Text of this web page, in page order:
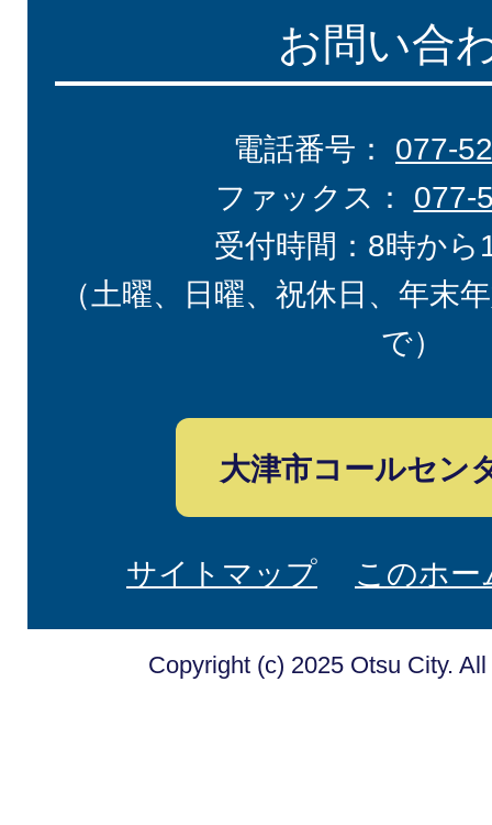
お問い合
電話番号： 077-
ファックス： 077-
受付時間：8時から
（土曜、日曜、祝休日、年末
で）
大津市コールセン
サイトマップ このホ
Copyright (c) 2025 Otsu City.